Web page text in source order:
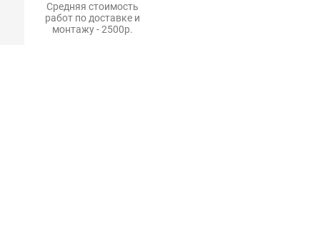
Средняя стоимость
работ по доставке и
монтажу - 2500р.